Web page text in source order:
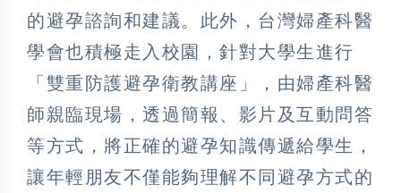
的避孕諮詢和建議。此外，台灣婦產科醫
學會也積極走入校園，針對大學生進行
「雙重防護避孕衛教講座」，由婦產科醫
師親臨現場，透過簡報、影片及互動問答
等方式，將正確的避孕知識傳遞給學生，
讓年輕朋友不僅能夠理解不同避孕方式的